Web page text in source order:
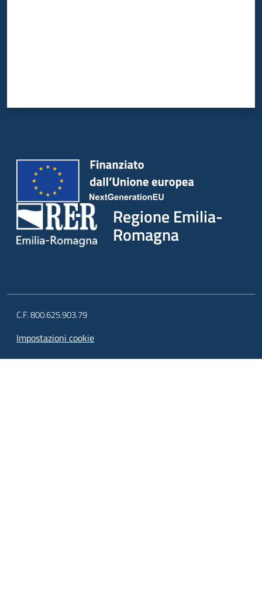
Regione Emilia-
Romagna
C.F. 800.625.903.79
Impostazioni cookie